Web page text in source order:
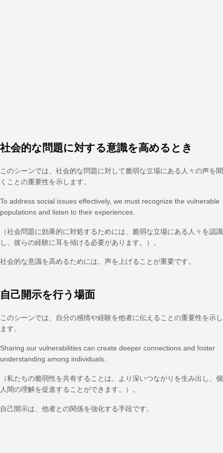
社会的な問題に対する意識を高めるとき
このシーンでは、社会的な問題に対して脆弱な立場にある人々の声を聞
くことの重要性を示します。
To address social issues effectively, we must recognize the vulnerable
populations and listen to their experiences.
（社会問題に効果的に対処するためには、脆弱な立場にある人々を認識
し、彼らの経験に耳を傾ける必要があります。）。
社会的な意識を高めるためには、声を上げることが重要です。
自己開示を行う場面
このシーンでは、自分の感情や経験を他者に伝えることの重要性を示し
ます。
Sharing our vulnerabilities can create deeper connections and foster
understanding among individuals.
（私たちの脆弱性を共有することは、より深いつながりを生み出し、個
人間の理解を促進することができます。）。
自己開示は、他者との関係を強化する手段です。